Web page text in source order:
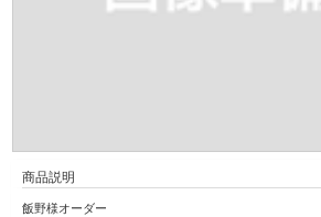
商品説明
飯野様オーダー